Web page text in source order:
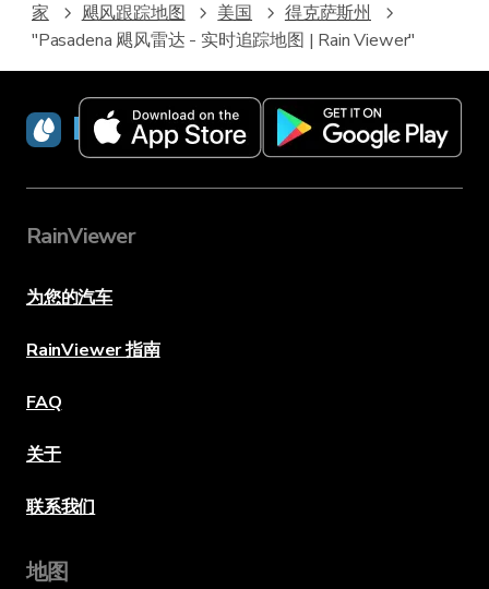
家 飓风跟踪地图 美国
得克萨斯州
"Pasadena 飓风雷达 - 实时追踪地图 | Rain Viewer"
RainViewer
RainViewer
为您的汽车
RainViewer 指南
FAQ
关于
联系我们
地图